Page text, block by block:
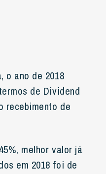
o ano de 2018
de Dividend
recebimento de
melhor valor já
em 2018 foi de